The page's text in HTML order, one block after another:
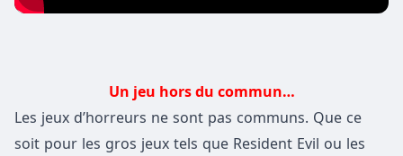
Un jeu hors du commun…
Les jeux d’horreurs ne sont pas communs. Que ce
soit pour les gros jeux tels que Resident Evil ou les